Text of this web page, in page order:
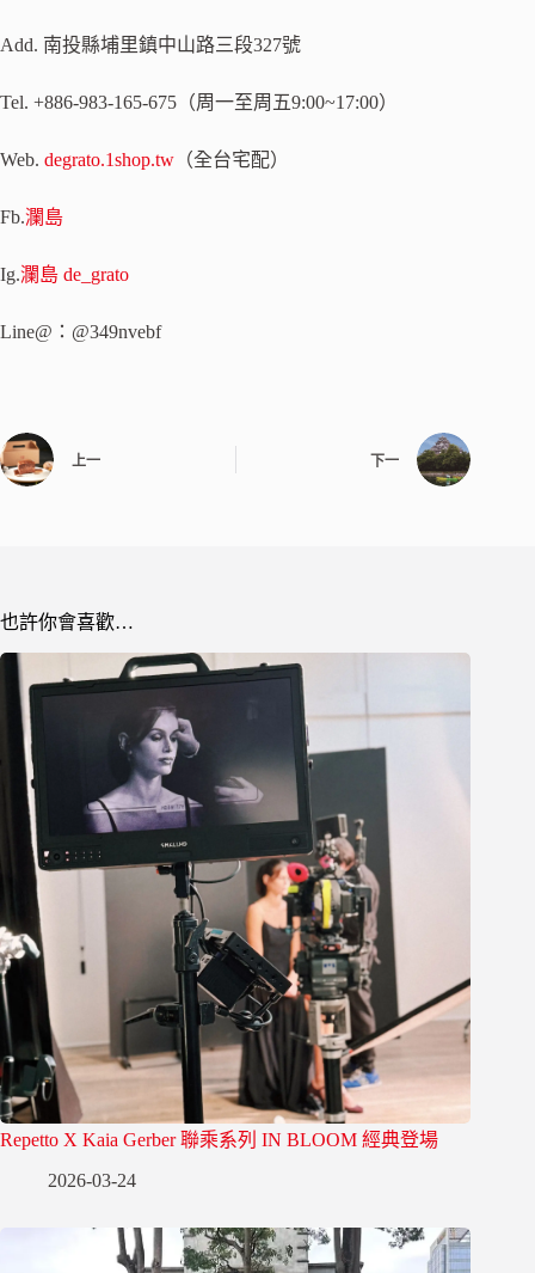
Add. 南投縣埔里鎮中山路三段327號
Tel. +886-983-165-675（周一至周五9:00~17:00）
Web. degrato.1shop.tw （全台宅配）
Fb.瀾島
Ig.瀾島 de_grato
Line@：@349nvebf
上一 下一
也許你會喜歡…
Repetto X Kaia Gerber 聯乘系列 IN BLOOM 經典登場
2026-03-24